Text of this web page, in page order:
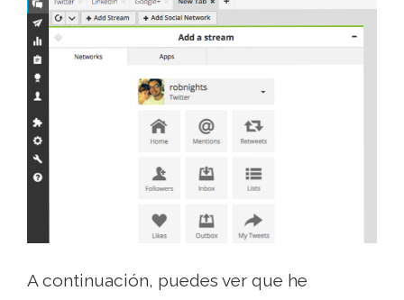
A continuación, puedes ver que he